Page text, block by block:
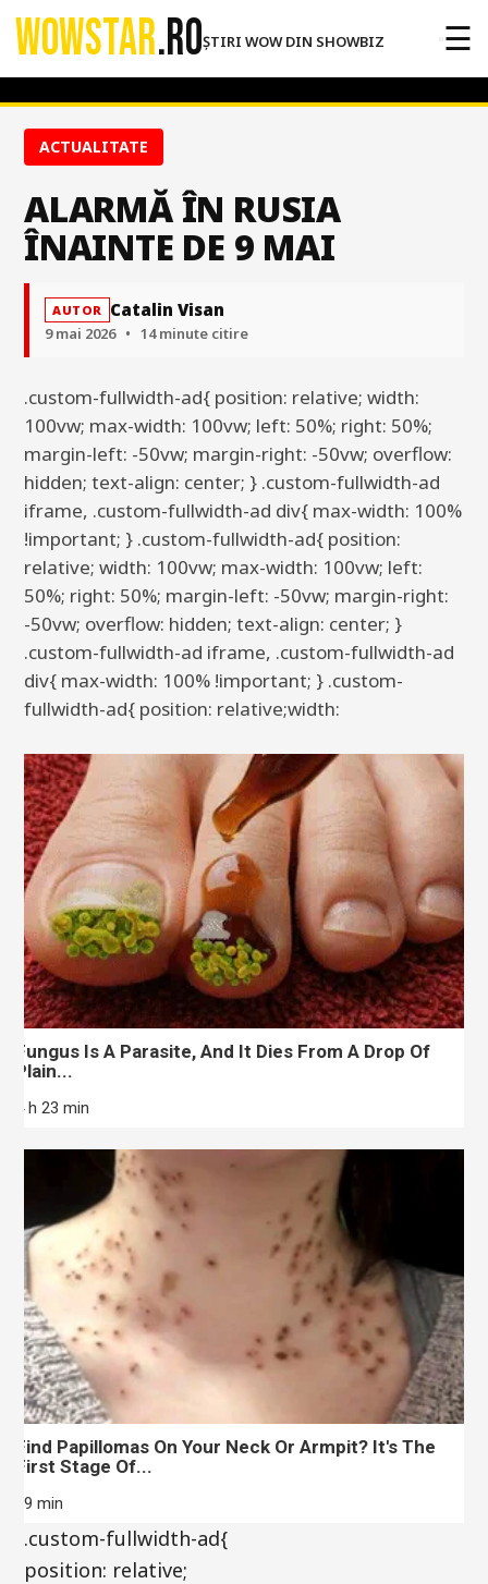
WOWSTAR.ROȘTIRI WOW DIN SHOWBIZ ☰
ACTUALITATE
ALARMĂ ÎN RUSIA
ÎNAINTE DE 9 MAI
AUTOR Catalin Visan
9 mai 2026 • 14 minute citire
.custom-fullwidth-ad{ position: relative; width:
100vw; max-width: 100vw; left: 50%; right: 50%;
margin-left: -50vw; margin-right: -50vw; overflow:
hidden; text-align: center; } .custom-fullwidth-ad
iframe, .custom-fullwidth-ad div{ max-width: 100%
!important; } .custom-fullwidth-ad{ position:
relative; width: 100vw; max-width: 100vw; left:
50%; right: 50%; margin-left: -50vw; margin-right:
-50vw; overflow: hidden; text-align: center; }
.custom-fullwidth-ad iframe, .custom-fullwidth-ad
div{ max-width: 100% !important; } .custom-
fullwidth-ad{ position: relative;width:
Fungus Is A Parasite, And It Dies From A Drop Of
Plain...
4 h 23 min
Find Papillomas On Your Neck Or Armpit? It's The
First Stage Of...
39 min
.custom-fullwidth-ad{
position: relative;